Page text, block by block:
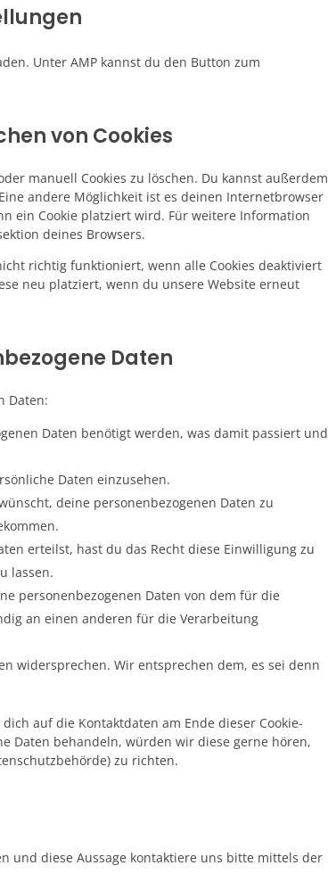
Unter AMP kannst du den Button zum
von Cookies
manuell Cookies zu löschen. Du kannst außerdem
andere Möglichkeit ist es deinen Internetbrowser
ein Cookie platziert wird. Für weitere Information
deines Browsers.
richtig funktioniert, wenn alle Cookies deaktiviert
neu platziert, wenn du unsere Website erneut
Daten
Daten:
Daten benötigt werden, was damit passiert und
Daten einzusehen.
deine personenbezogenen Daten zu
erteilst, hast du das Recht diese Einwilligung zu
lassen.
personenbezogenen Daten von dem für die
an einen anderen für die Verarbeitung
widersprechen. Wir entsprechen dem, es sei denn
auf die Kontaktdaten am Ende dieser Cookie-
Daten behandeln, würden wir diese gerne hören,
zu richten.
und diese Aussage kontaktiere uns bitte mittels der